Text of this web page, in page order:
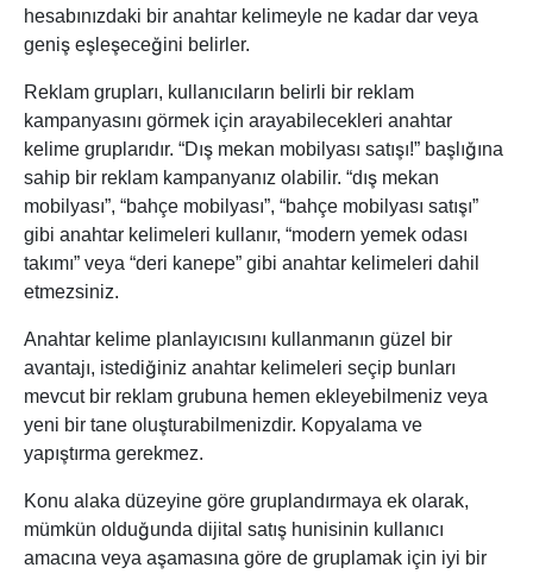
hesabınızdaki bir anahtar kelimeyle ne kadar dar veya
geniş eşleşeceğini belirler.
Reklam grupları, kullanıcıların belirli bir reklam
kampanyasını görmek için arayabilecekleri anahtar
kelime gruplarıdır. “Dış mekan mobilyası satışı!” başlığına
sahip bir reklam kampanyanız olabilir. “dış mekan
mobilyası”, “bahçe mobilyası”, “bahçe mobilyası satışı”
gibi anahtar kelimeleri kullanır, “modern yemek odası
takımı” veya “deri kanepe” gibi anahtar kelimeleri dahil
etmezsiniz.
Anahtar kelime planlayıcısını kullanmanın güzel bir
avantajı, istediğiniz anahtar kelimeleri seçip bunları
mevcut bir reklam grubuna hemen ekleyebilmeniz veya
yeni bir tane oluşturabilmenizdir. Kopyalama ve
yapıştırma gerekmez.
Konu alaka düzeyine göre gruplandırmaya ek olarak,
mümkün olduğunda dijital satış hunisinin kullanıcı
amacına veya aşamasına göre de gruplamak için iyi bir